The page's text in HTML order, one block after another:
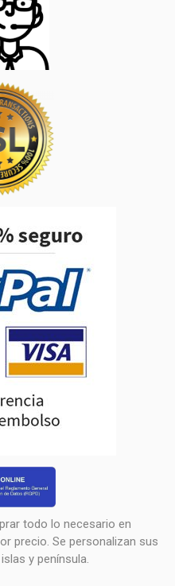
todo lo necesario en
precio. Se personalizan sus
y península.